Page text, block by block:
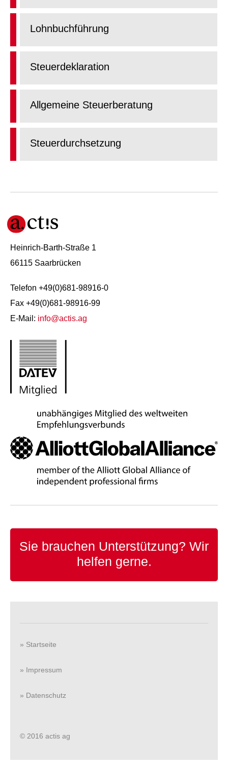
Lohnbuchführung
Steuerdeklaration
Allgemeine Steuerberatung
Steuerdurchsetzung
Heinrich-Barth-Straße 1
66115 Saarbrücken
Telefon +49(0)681-98916-0
Fax +49(0)681-98916-99
E-Mail: info@actis.ag
Sie brauchen Unterstützung? Wir
helfen gerne.
» Startseite
» Impressum
» Datenschutz
© 2016 actis ag